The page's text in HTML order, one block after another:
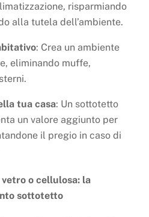
risparmiando
alla tutela dell’ambiente.
: Crea un ambiente
eliminando muffe,
tua casa: Un sottotetto
un valore aggiunto per
il pregio in caso di
o cellulosa: la
sottotetto